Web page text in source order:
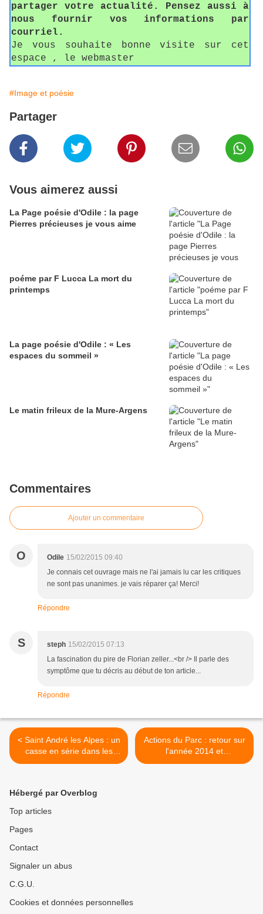
partager votre actualité. Pensez aussi à
nous fournir vos informations par
courriel.
Je vous souhaite bonne visite sur cet
espace , le webmaster
#Image et poésie
Partager
Vous aimerez aussi
La Page poésie d'Odile : la page
Pierres précieuses je vous aime
poéme par F Lucca La mort du
printemps
La page poésie d'Odile : « Les
espaces du sommeil »
Le matin frileux de la Mure-Argens
Commentaires
Ajouter un commentaire
O Odile 15/02/2015 09:40
Je connais cet ouvrage mais ne l'ai jamais lu car les critiques
ne sont pas unanimes. je vais réparer ça! Merci!
Répondre
S steph 15/02/2015 07:13
La fascination du pire de Florian zeller...<br /> Il parle des
symptôme que tu décris au début de ton article...
Répondre
< Saint André les Alpes : un
casse en série dans les
commerces de Saint André
Actions du Parc : retour sur
l'année 2014 et
perspectives 2015 >
Hébergé par Overblog
Top articles
Pages
Contact
Signaler un abus
C.G.U.
Cookies et données personnelles